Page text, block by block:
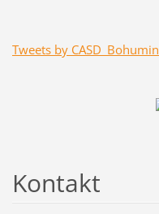
Tweets by CASD_Bohumin
Kontakt